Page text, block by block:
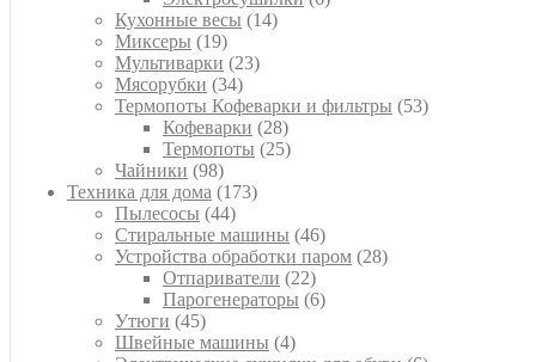
Кухонные весы 1414
Миксеры 1919
товаров
Мультиварки 2323
Мясорубки 3434
товара
Термопоты Кофеварки и фильтры 5353
Кофеварки 2828
товаров
Термопоты 2525
Чайники 9898
товаров
Техника для дома 173173
Пылесосы 4444
товара
Стиральные машины 4646
товаров
Устройства обработки паром 2828
Отпариватели 2222
товара
Парогенераторы 66
Утюги 4545
товаров
Швейные машины 44